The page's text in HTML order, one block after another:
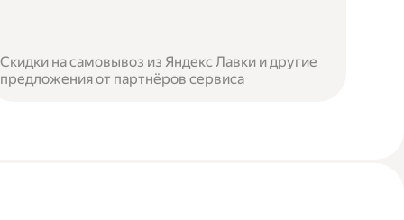
Скидки на самовывоз из Яндекс Лавки и другие
предложения от партнёров сервиса